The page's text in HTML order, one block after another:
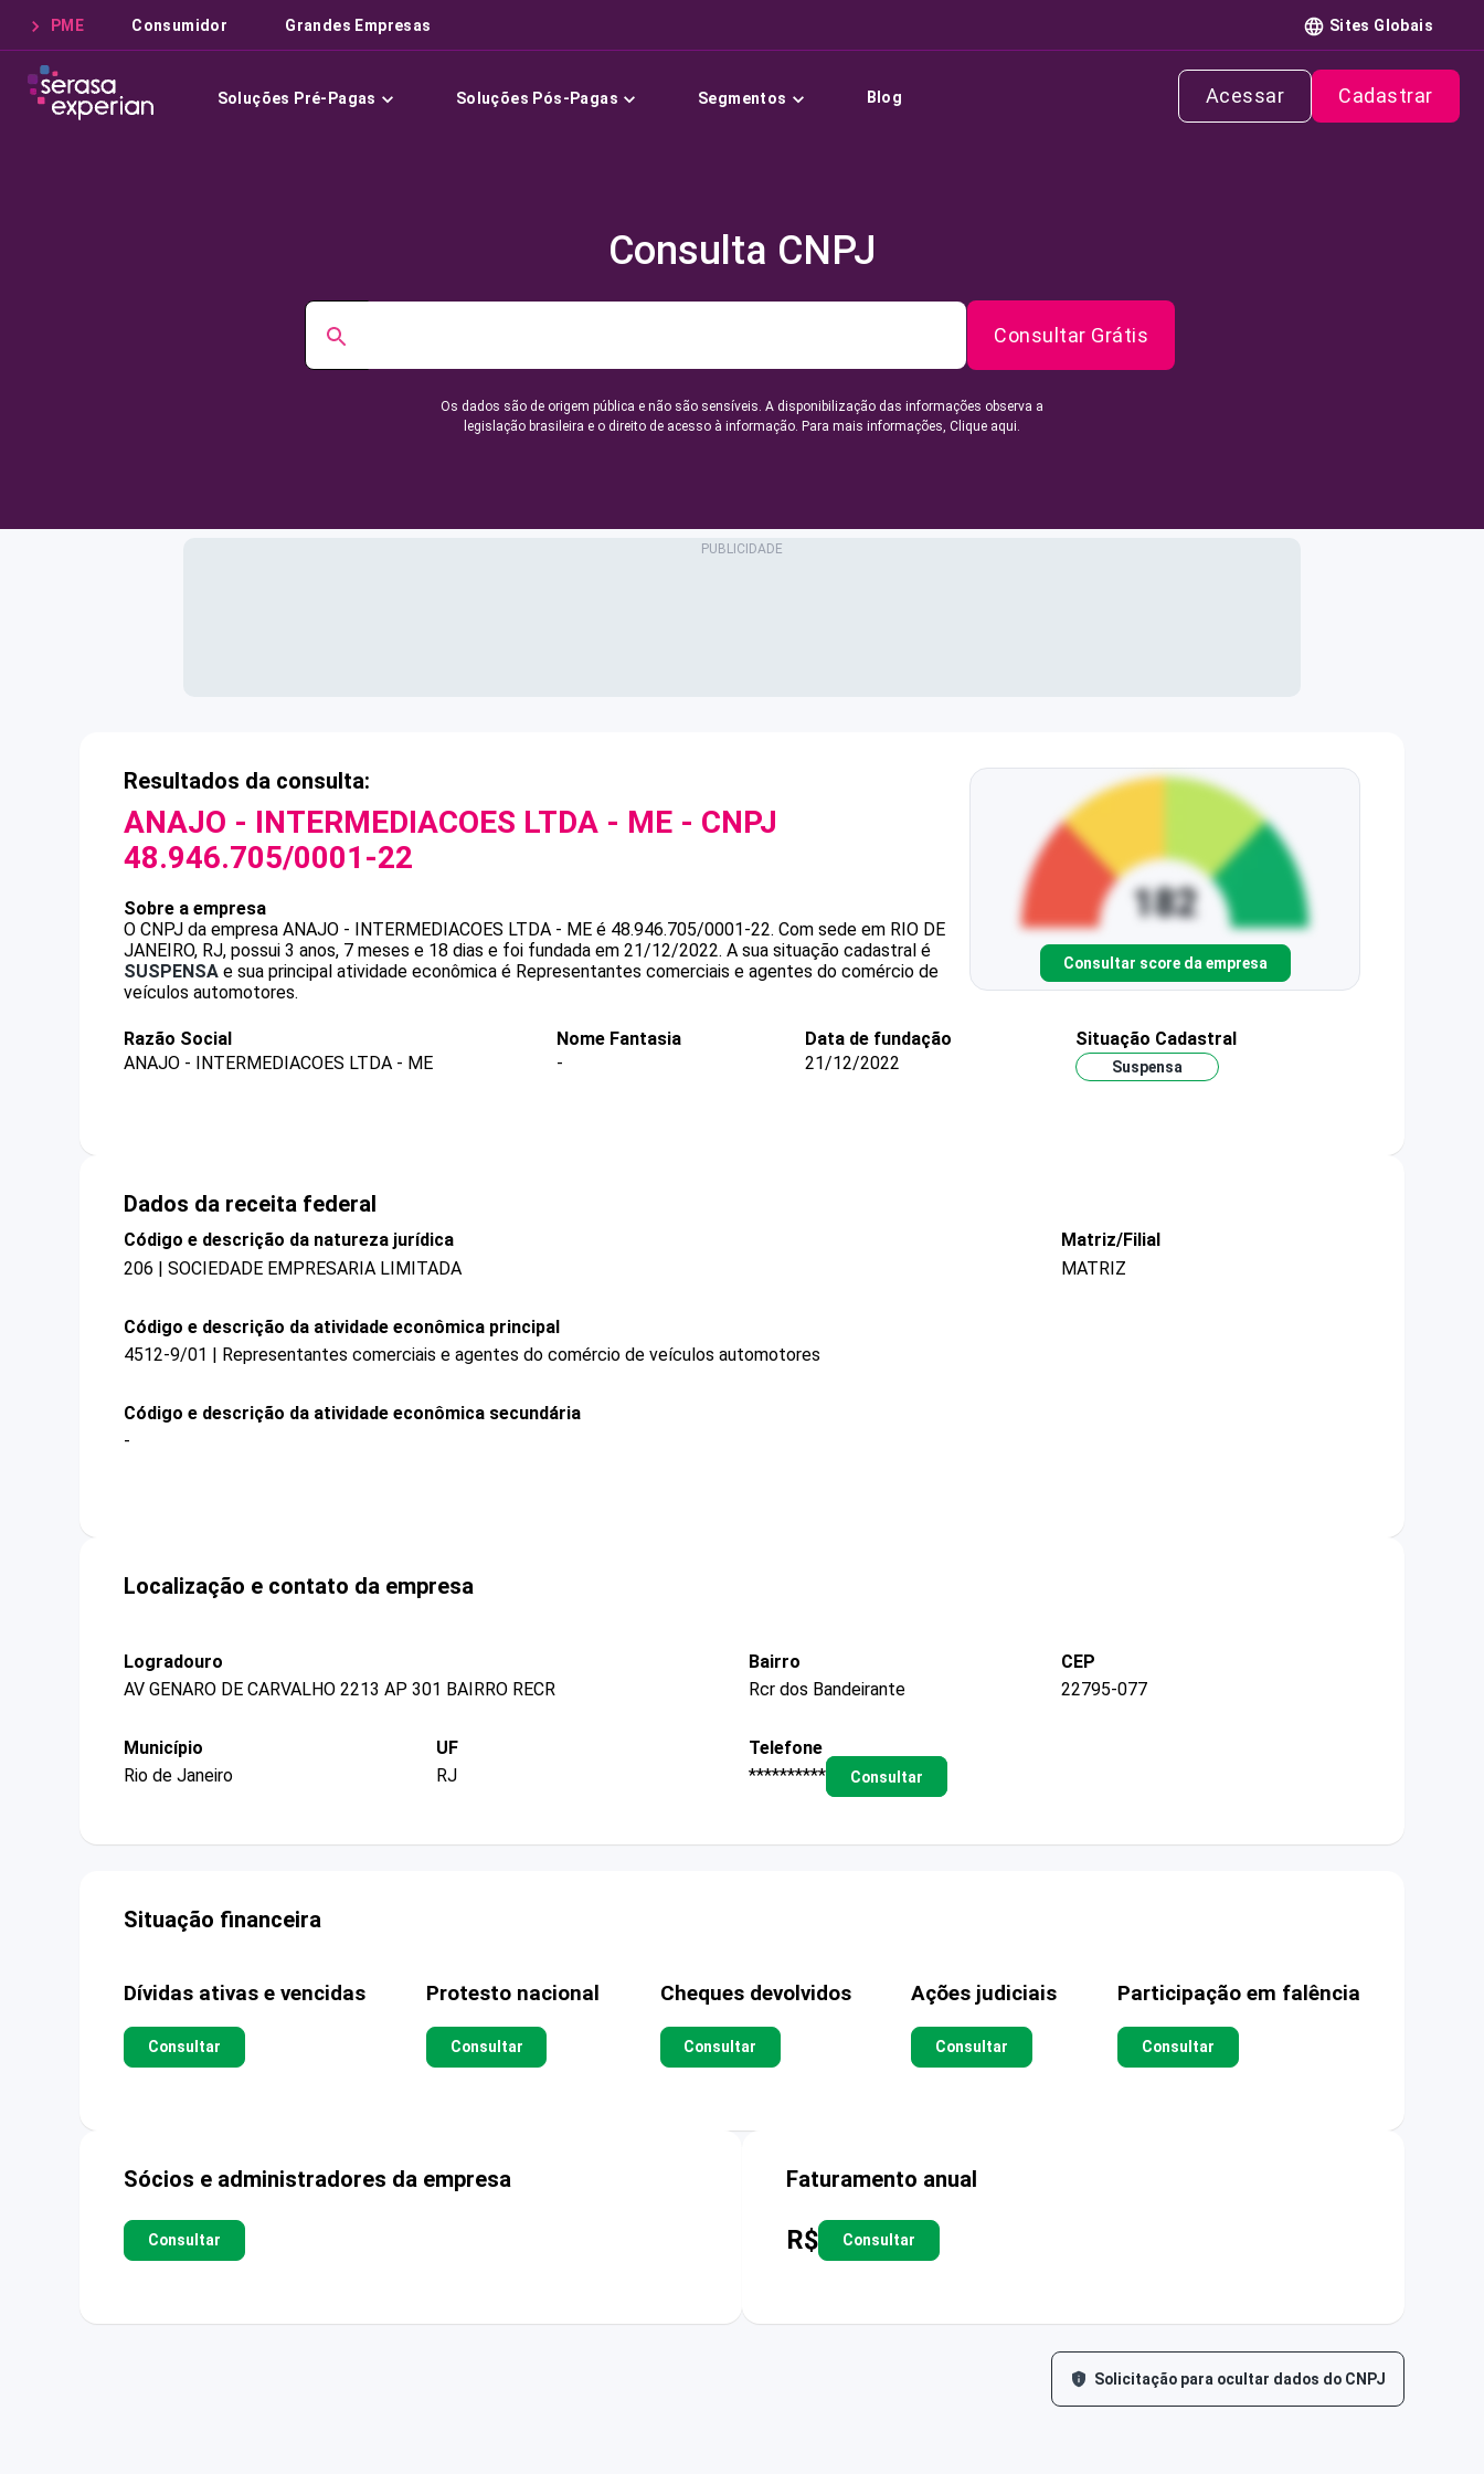
PME Consumidor Grandes Empresas Sites Globais
Soluções Pré-Pagas Soluções Pós-Pagas Segmentos Blog Acessar Cadastrar
Consulta CNPJ
Consultar Grátis
Os dados são de origem pública e não são sensíveis. A disponibilização das informações observa a
legislação brasileira e o direito de acesso à informação. Para mais informações, Clique aqui.
Resultados da consulta:
ANAJO - INTERMEDIACOES LTDA - ME - CNPJ
48.946.705/0001-22
Sobre a empresa
O CNPJ da empresa ANAJO - INTERMEDIACOES LTDA - ME é 48.946.705/0001-22. Com sede em RIO DE
JANEIRO, RJ, possui 3 anos, 7 meses e 18 dias e foi fundada em 21/12/2022. A sua situação cadastral é
SUSPENSA e sua principal atividade econômica é Representantes comerciais e agentes do comércio de
veículos automotores.
Consultar score da empresa
Razão Social
ANAJO - INTERMEDIACOES LTDA - ME
Nome Fantasia
-
Data de fundação
21/12/2022
Situação Cadastral
Suspensa
Dados da receita federal
Código e descrição da natureza jurídica
206 | SOCIEDADE EMPRESARIA LIMITADA
Matriz/Filial
MATRIZ
Código e descrição da atividade econômica principal
4512-9/01 | Representantes comerciais e agentes do comércio de veículos automotores
Código e descrição da atividade econômica secundária
-
Localização e contato da empresa
Logradouro
AV GENARO DE CARVALHO 2213 AP 301 BAIRRO RECR
Bairro
Rcr dos Bandeirante
CEP
22795-077
Município
Rio de Janeiro
UF
RJ
Telefone
**********
Consultar
Situação financeira
Dívidas ativas e vencidas
Consultar
Protesto nacional
Consultar
Cheques devolvidos
Consultar
Ações judiciais
Consultar
Participação em falência
Consultar
Sócios e administradores da empresa
Consultar
Faturamento anual
R$ Consultar
Solicitação para ocultar dados do CNPJ